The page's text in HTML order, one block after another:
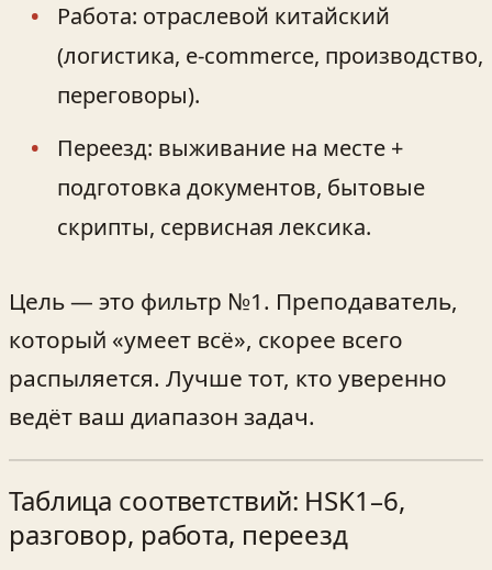
Работа: отраслевой китайский
(логистика, e‑commerce, производство,
переговоры).
Переезд: выживание на месте +
подготовка документов, бытовые
скрипты, сервисная лексика.
Цель — это фильтр №1. Преподаватель,
который «умеет всё», скорее всего
распыляется. Лучше тот, кто уверенно
ведёт ваш диапазон задач.
Таблица соответствий: HSK1–6,
разговор, работа, переезд